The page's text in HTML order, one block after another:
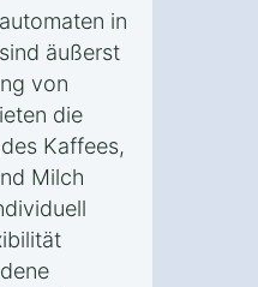
in
äußerst
von
die
Kaffees,
Milch